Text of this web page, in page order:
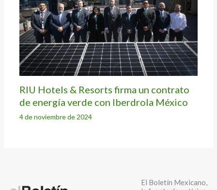
RIU Hotels & Resorts firma un contrato
de energía verde con Iberdrola México
4 de noviembre de 2024
El Boletín Mexicano,